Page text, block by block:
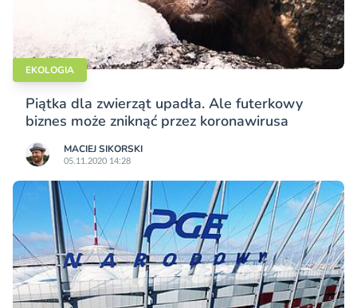
EKOLOGIA
Piątka dla zwierząt upadła. Ale futerkowy
biznes może zniknąć przez koronawirusa
MACIEJ SIKORSKI
05.11.2020 14:28